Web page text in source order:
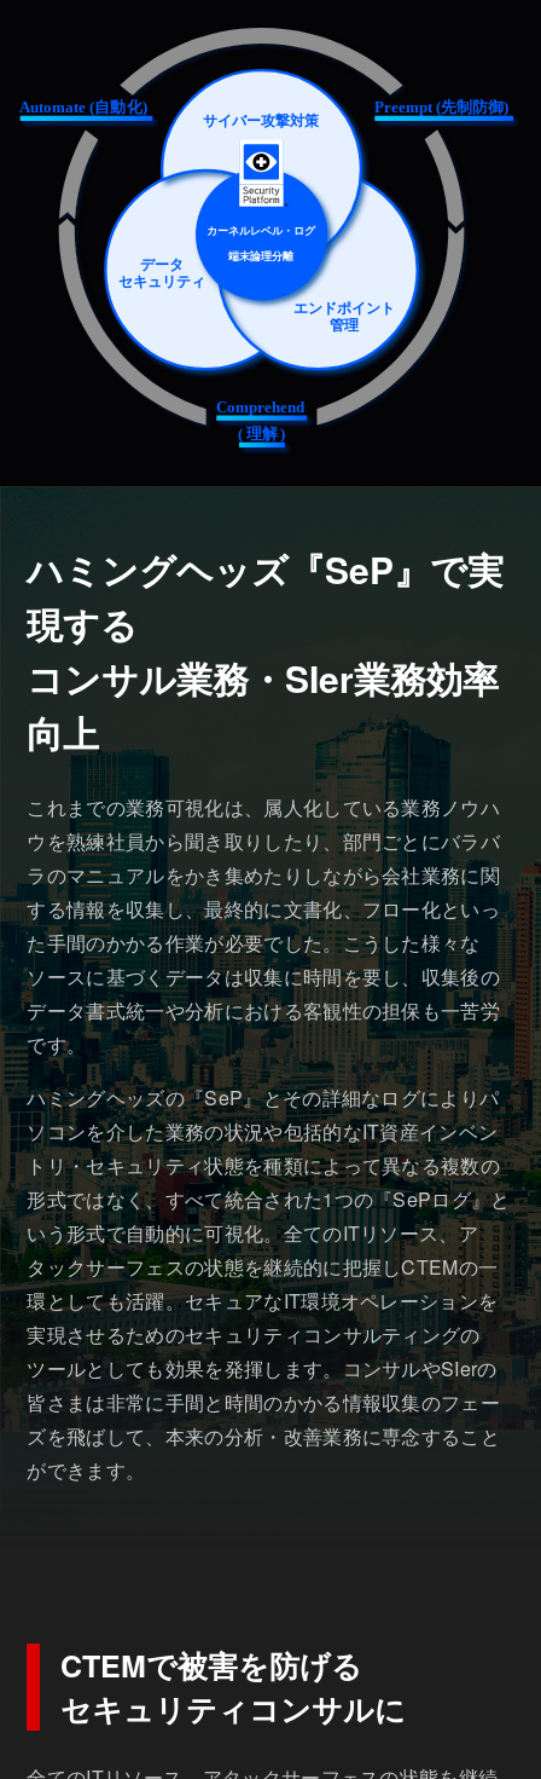
エンドポイント
管理
データ
セキュリティ
サイバー攻撃対策
端末論理分離
カーネルレベル・ログ
Comprehend
( 理解)
Preempt (先制防御)
Automate (自動化)
ハミングヘッズ『SeP』で実
現する
コンサル業務・SIer業務効率
向上
これまでの業務可視化は、属人化している業務ノウハ
ウを熟練社員から聞き取りしたり、部門ごとにバラバ
ラのマニュアルをかき集めたりしながら会社業務に関
する情報を収集し、最終的に文書化、フロー化といっ
た手間のかかる作業が必要でした。こうした様々な
ソースに基づくデータは収集に時間を要し、収集後の
データ書式統一や分析における客観性の担保も一苦労
です。
ハミングヘッズの『SeP』とその詳細なログによりパ
ソコンを介した業務の状況や包括的なIT資産インベン
トリ・セキュリティ状態を種類によって異なる複数の
形式ではなく、すべて統合された1つの『SePログ』と
いう形式で自動的に可視化。全てのITリソース、ア
タックサーフェスの状態を継続的に把握しCTEMの一
環としても活躍。セキュアなIT環境オペレーションを
実現させるためのセキュリティコンサルティングの
ツールとしても効果を発揮します。コンサルやSIerの
皆さまは非常に手間と時間のかかる情報収集のフェー
ズを飛ばして、本来の分析・改善業務に専念すること
ができます。
CTEMで被害を防げる
セキュリティコンサルに